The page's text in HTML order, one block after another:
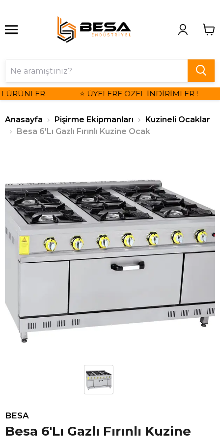
⭐ ÜYELERE ÖZEL İNDİRİMLER !
Anasayfa Pişirme Ekipmanları
Kuzineli Ocaklar
Besa 6'Lı Gazlı Fırınlı Kuzine Ocak
BESA
Besa 6'Lı Gazlı Fırınlı Kuzine